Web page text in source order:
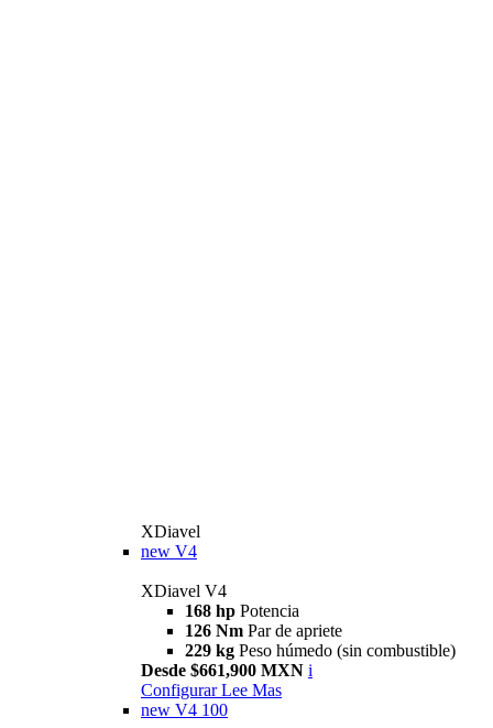
XDiavel
new V4
XDiavel V4
168 hp Potencia
126 Nm Par de apriete
229 kg Peso húmedo (sin combustible)
Desde $661,900 MXN i
Configurar Lee Mas
new V4 100